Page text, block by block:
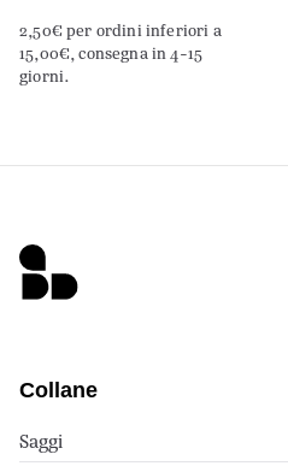
2,50€ per ordini inferiori a
15,00€, consegna in 4-15
giorni.
Collane
Saggi